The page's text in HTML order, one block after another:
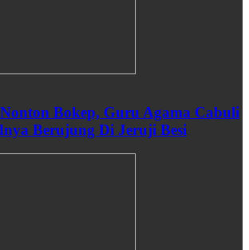
Bokep, Guru Agama Cabuli
Berujung Di Jeruji Besi